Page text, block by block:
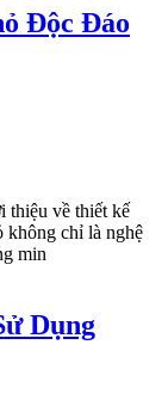
Độc Đáo
thiệu về thiết kế
không chỉ là nghệ
min
Dụng